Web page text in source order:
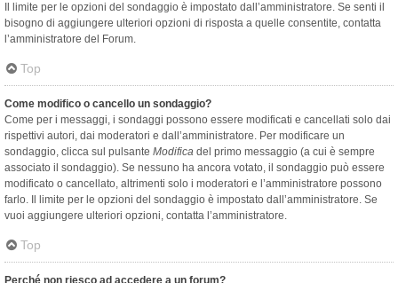
Il limite per le opzioni del sondaggio è impostato dall’amministratore. Se senti il
bisogno di aggiungere ulteriori opzioni di risposta a quelle consentite, contatta
l’amministratore del Forum.
Top
Come modifico o cancello un sondaggio?
Come per i messaggi, i sondaggi possono essere modificati e cancellati solo dai
rispettivi autori, dai moderatori e dall’amministratore. Per modificare un
sondaggio, clicca sul pulsante Modifica del primo messaggio (a cui è sempre
associato il sondaggio). Se nessuno ha ancora votato, il sondaggio può essere
modificato o cancellato, altrimenti solo i moderatori e l’amministratore possono
farlo. Il limite per le opzioni del sondaggio è impostato dall’amministratore. Se
vuoi aggiungere ulteriori opzioni, contatta l’amministratore.
Top
Perché non riesco ad accedere a un forum?